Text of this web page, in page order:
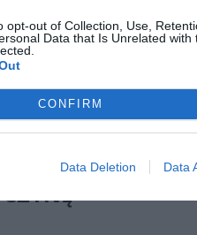
opt-out of Collection, Use,
Data that Is Unrelated
CONFIRM
Data Deletion Data
policja, na miejsce
CBŚP. Teren został
bezpieczeństwa.
PKP